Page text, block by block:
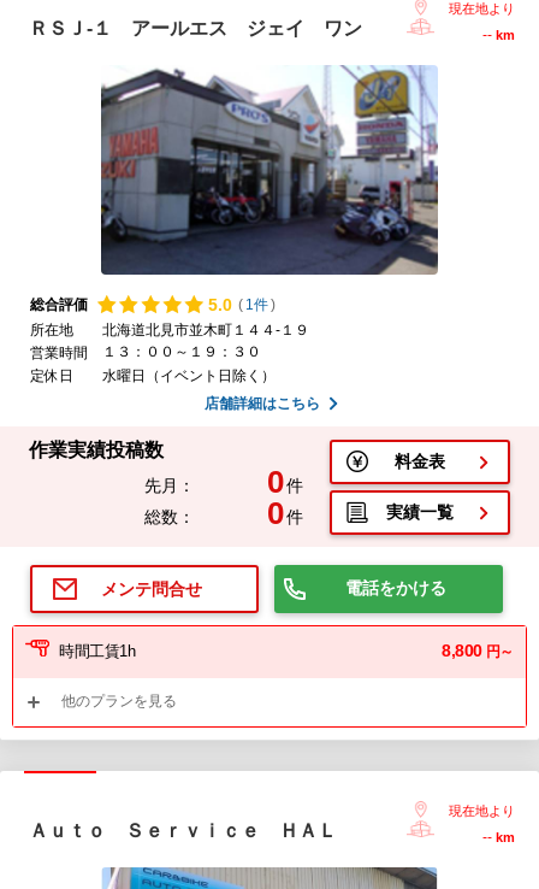
ＲＳＪ-１ アールエス ジェイ ワン
現在地より
-- km
総合評価 5.0 ( 1件)
所在地
北海道北見市並木町１４４-１９
営業時間
１３：００～１９：３０
定休日
水曜日（イベント日除く）
店舗詳細はこちら
作業実績投稿数
先月： 0件
総数：
0件
料金表
実績一覧
メンテ問合せ 電話をかける
時間工賃1h 8,800 円～
他のプランを見る
Ａｕｔｏ Ｓｅｒｖｉｃｅ ＨＡＬ
現在地より
-- km